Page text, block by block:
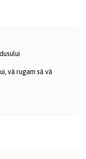
vă rugam să vă